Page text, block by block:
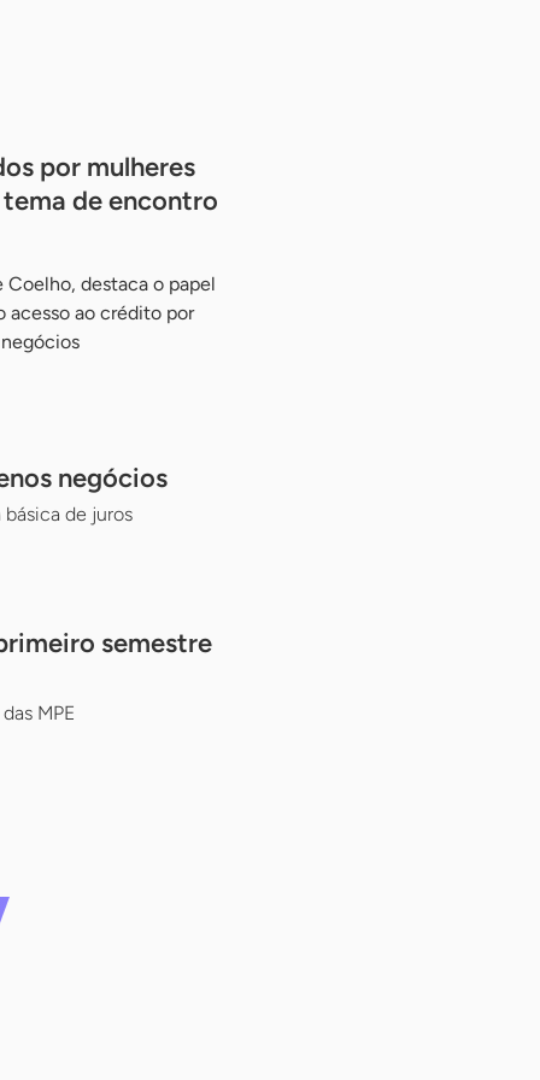
por mulheres
de encontro
Coelho, destaca o papel
acesso ao crédito por
negócios
de juros
semestre
MPE